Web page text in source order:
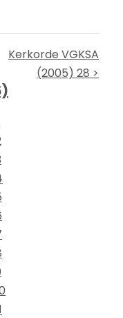
Kerkorde VGKSA
(2005) 28 >